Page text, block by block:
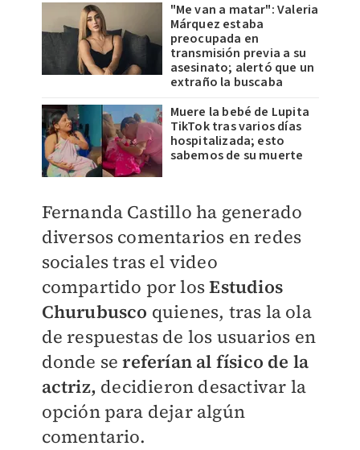
"Me van a matar": Valeria
Márquez estaba
preocupada en
transmisión previa a su
asesinato; alertó que un
extraño la buscaba
Muere la bebé de Lupita
TikTok tras varios días
hospitalizada; esto
sabemos de su muerte
Fernanda Castillo ha generado
diversos comentarios en redes
sociales tras el video
compartido por losEstudios
Churubusco quienes, tras la ola
de respuestas de los usuarios en
donde sereferían al físico de la
actriz, decidieron desactivar la
opción para dejar algún
comentario.